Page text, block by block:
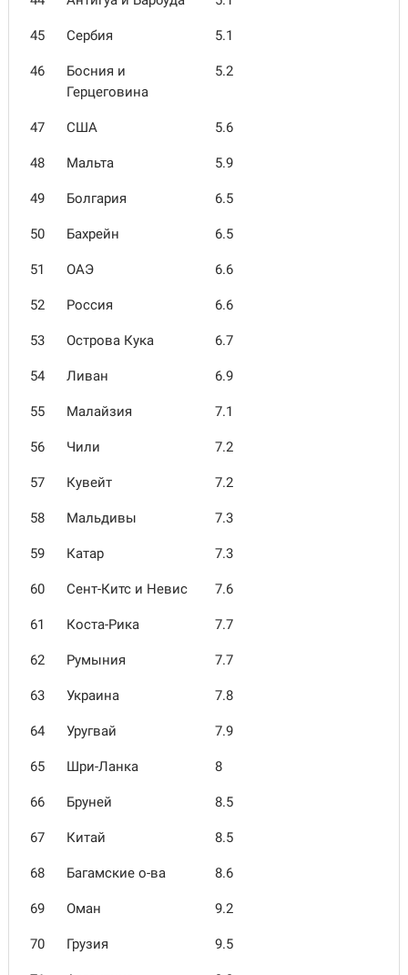
45 Сербия 5.1
46
Босния и
Герцеговина
5.2
47 США 5.6
48 Мальта 5.9
49 Болгария 6.5
50 Бахрейн 6.5
51 ОАЭ 6.6
52 Россия 6.6
53 Острова Кука 6.7
54 Ливан 6.9
55 Малайзия 7.1
56 Чили 7.2
57 Кувейт 7.2
58 Мальдивы 7.3
59 Катар 7.3
60 Сент-Китс и Невис 7.6
61 Коста-Рика 7.7
62 Румыния 7.7
63 Украина 7.8
64 Уругвай 7.9
65 Шри-Ланка 8
66 Бруней 8.5
67 Китай 8.5
68 Багамские о-ва 8.6
69 Оман 9.2
70 Грузия 9.5